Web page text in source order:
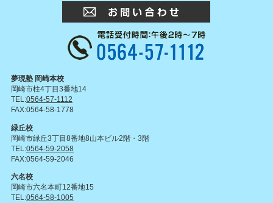
夢現塾 岡崎本校
岡崎市柱4丁目3番地14
TEL:0564-57-1112
FAX:0564-58-1778
緑丘校
岡崎市緑丘3丁目8番地8山本ビル2階・3階
TEL:0564-59-2058
FAX:0564-59-2046
六名校
岡崎市六名本町12番地15
TEL:0564-58-1005